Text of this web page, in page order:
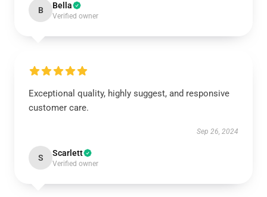
B Bella
Verified owner
Exceptional quality, highly suggest, and responsive
customer care.
Sep 26, 2024
S Scarlett
Verified owner